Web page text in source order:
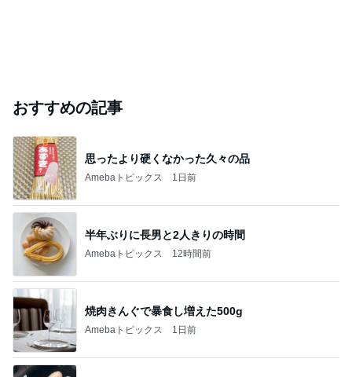
おすすめの記事
思ったより硬くなかった久々の品
Amebaトピックス 1日前
半年ぶりに長男と2人きりの時間
Amebaトピックス 12時間前
焼肉きんぐで暴食し増えた500g
Amebaトピックス 1日前